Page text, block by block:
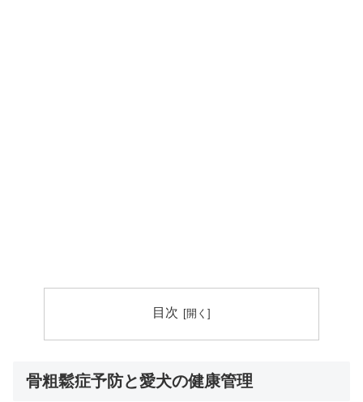
目次
骨粗鬆症予防と愛犬の健康管理